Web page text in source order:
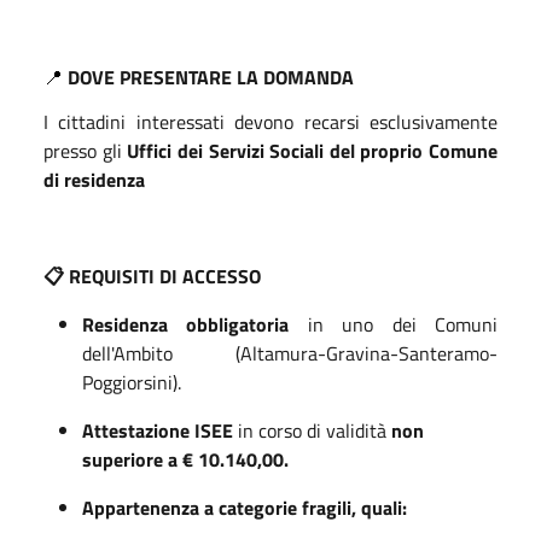
📍 DOVE PRESENTARE LA DOMANDA
I cittadini interessati devono recarsi esclusivamente
presso gli Uffici dei Servizi Sociali del proprio Comune
di residenza
📋 REQUISITI DI ACCESSO
Residenza obbligatoria in uno dei Comuni
dell'Ambito (Altamura-Gravina-Santeramo-
Poggiorsini).
Attestazione ISEE in corso di validità non
superiore a € 10.140,00.
Appartenenza a categorie fragili, quali: